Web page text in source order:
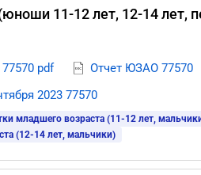
11-12 лет, 12-14 лет,
pdf
Отчет ЮЗАО 77570
2023 77570
младшего возраста (11-12 лет,
(12-14 лет, мальчики)